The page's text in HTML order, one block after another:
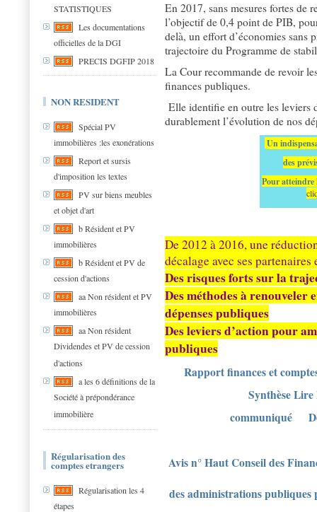
STATISTIQUES
Les documentations
officielles de la DGI
PRECIS DGFIP 2018
NON RESIDENT
Spécial PV
immobilières :les exonérations
Report et sursis
d'imposition les textes
PV sur biens meubles
et objet d'art
b Résident et PV
immobilières
b Résident et PV de
cession d'actions
aa Non résident et PV
immobilières
aa Non résident
Dividendes et PV de cession
d'actions
a les 6 définitions de la
Société à prépondérance
immobilière
Régularisation des
comptes etrangers
Régularisation les 4
étapes
En 2017, sans mesures fortes de
l’objectif de 0,4 point de PIB,
delà, un effort d’économies sans
trajectoire du Programme de
La Cour recommande de revoir
finances publiques.
Elle identifie en outre les leviers
durablement l’évolution de nos
Un
des
Pour atteindre
De 2012 à 2016, une
décalage avec ses partenaires
Des risques forts sur la
Des méthodes à renouveler
dépenses publiques
Des leviers d’action pour
publiques
Rapport finances et
Synthèse
communiqué
Avis n° Haut Conseil des
des administrations publiques